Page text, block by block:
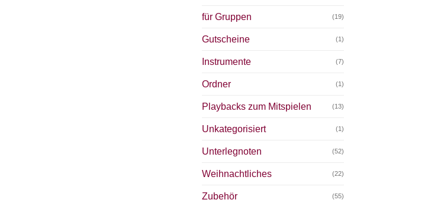
für Gruppen (19)
Gutscheine (1)
Instrumente (7)
Ordner (1)
Playbacks zum Mitspielen (13)
Unkategorisiert (1)
Unterlegnoten (52)
Weihnachtliches (22)
Zubehör (55)